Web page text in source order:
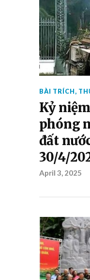
BÀI TRÍCH,
Kỷ
phóng
đất
30/4/
April 3, 2025